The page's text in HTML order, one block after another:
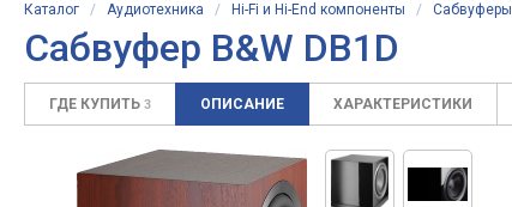
Каталог / Аудиотехника / Hi-Fi и Hi-End компоненты / Сабвуферы
Сабвуфер B&W DB1D
ГДЕ КУПИТЬ 3 ОПИСАНИЕ ХАРАКТЕРИСТИКИ